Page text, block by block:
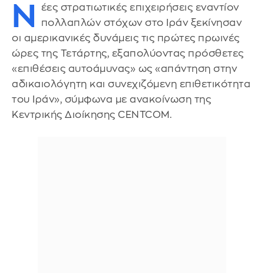
Ν
έες στρατιωτικές επιχειρήσεις εναντίον
πολλαπλών στόχων στο Ιράν ξεκίνησαν
οι αμερικανικές δυνάμεις τις πρώτες πρωινές
ώρες της Τετάρτης, εξαπολύοντας πρόσθετες
«επιθέσεις αυτοάμυνας» ως «απάντηση στην
αδικαιολόγητη και συνεχιζόμενη επιθετικότητα
του Ιράν», σύμφωνα με ανακοίνωση της
Κεντρικής Διοίκησης CENTCOM.